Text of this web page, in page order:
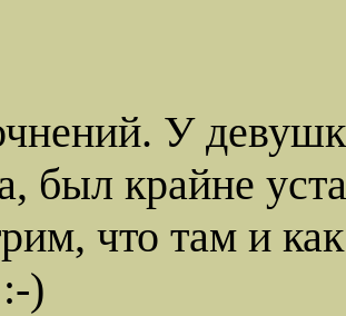
У
был крайне
что там и
)